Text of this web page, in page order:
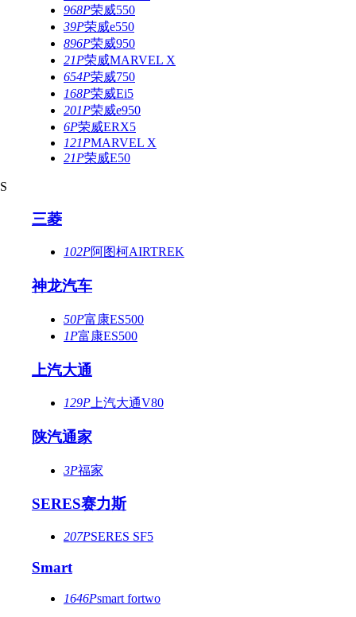
968P荣威550
39P荣威e550
896P荣威950
21P荣威MARVEL X
654P荣威750
168P荣威Ei5
201P荣威e950
6P荣威ERX5
121PMARVEL X
21P荣威E50
S
三菱
102P阿图柯AIRTREK
神龙汽车
50P富康ES500
1P富康ES500
上汽大通
129P 上汽大通V80
陕汽通家
3P福家
SERES赛力斯
207PSERES SF5
Smart
1646Psmart fortwo